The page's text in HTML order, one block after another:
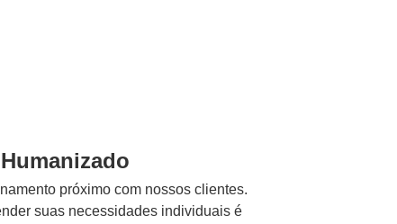
próximo com nossos clientes.
suas necessidades individuais é